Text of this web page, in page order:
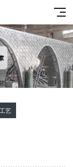
艺